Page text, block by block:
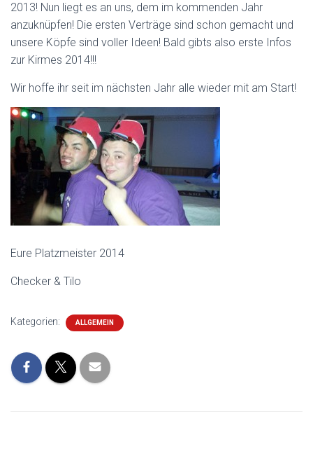
2013! Nun liegt es an uns, dem im kommenden Jahr
anzuknüpfen! Die ersten Verträge sind schon gemacht und
unsere Köpfe sind voller Ideen! Bald gibts also erste Infos
zur Kirmes 2014!!!
Wir hoffe ihr seit im nächsten Jahr alle wieder mit am Start!
Eure Platzmeister 2014
Checker & Tilo
Kategorien: ALLGEMEIN